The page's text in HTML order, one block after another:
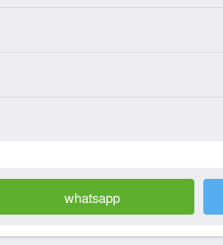
whatsapp